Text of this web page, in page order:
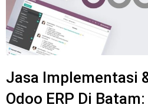
Jasa Implementasi
Odoo ERP Di